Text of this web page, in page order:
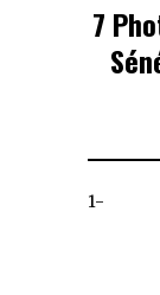
7
1-